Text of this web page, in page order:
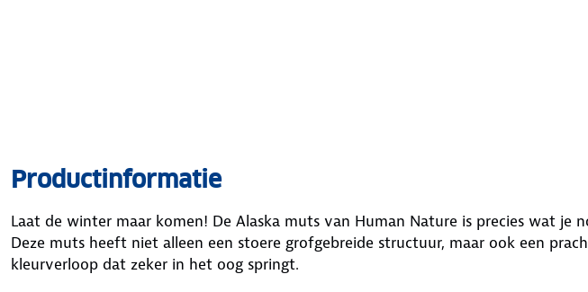
Productinformatie
Laat de winter maar komen! De Alaska muts van Human Nature is precies wat je
Deze muts heeft niet alleen een stoere grofgebreide structuur, maar ook een
kleurverloop dat zeker in het oog springt.